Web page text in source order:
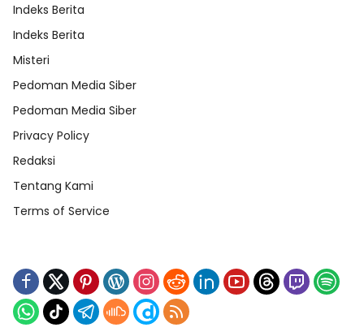
Indeks Berita
Indeks Berita
Misteri
Pedoman Media Siber
Pedoman Media Siber
Privacy Policy
Redaksi
Tentang Kami
Terms of Service